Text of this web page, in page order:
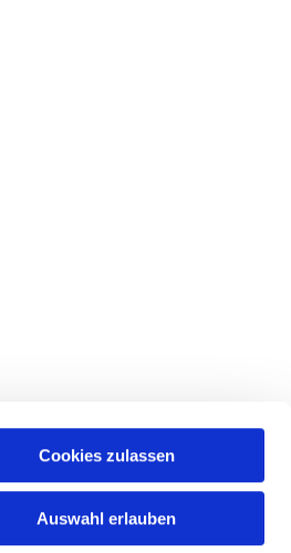
Cookies zulassen
Auswahl erlauben